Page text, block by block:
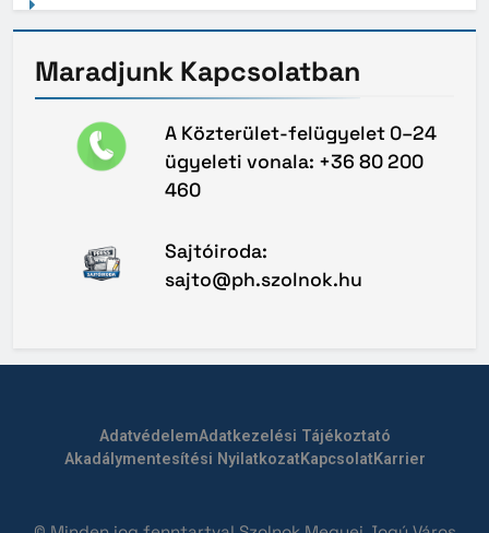
Maradjunk Kapcsolatban
A Közterület-felügyelet 0–24
ügyeleti vonala: +36 80 200
460
Sajtóiroda:
sajto@ph.szolnok.hu
AdatvédelemAdatkezelési Tájékoztató
Akadálymentesítési NyilatkozatKapcsolatKarrier